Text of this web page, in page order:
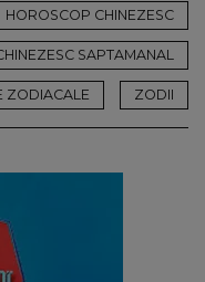
HOROSCOP CHINEZESC
SAPTAMANAL
ZODIACALE ZODII